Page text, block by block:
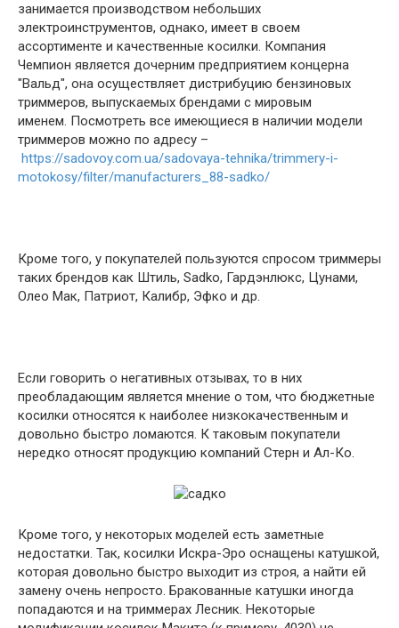
занимается производством небольших
электроинструментов, однако, имеет в своем
ассортименте и качественные косилки. Компания
Чемпион является дочерним предприятием концерна
"Вальд", она осуществляет дистрибуцию бензиновых
триммеров, выпускаемых брендами с мировым
именем. Посмотреть все имеющиеся в наличии модели
триммеров можно по адресу –
https://sadovoy.com.ua/sadovaya-tehnika/trimmery-i-
motokosy/filter/manufacturers_88-sadko/
Кроме того, у покупателей пользуются спросом триммеры
таких брендов как Штиль, Sadko, Гардэнлюкс, Цунами,
Олео Мак, Патриот, Калибр, Эфко и др.
Если говорить о негативных отзывах, то в них
преобладающим является мнение о том, что бюджетные
косилки относятся к наиболее низкокачественным и
довольно быстро ломаются. К таковым покупатели
нередко относят продукцию компаний Стерн и Ал-Ко.
Кроме того, у некоторых моделей есть заметные
недостатки. Так, косилки Искра-Эро оснащены катушкой,
которая довольно быстро выходит из строя, а найти ей
замену очень непросто. Бракованные катушки иногда
попадаются и на триммерах Лесник. Некоторые